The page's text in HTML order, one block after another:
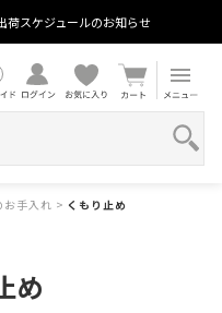
荷スケジュールのお知らせ
お手入れ > くもり止め
め